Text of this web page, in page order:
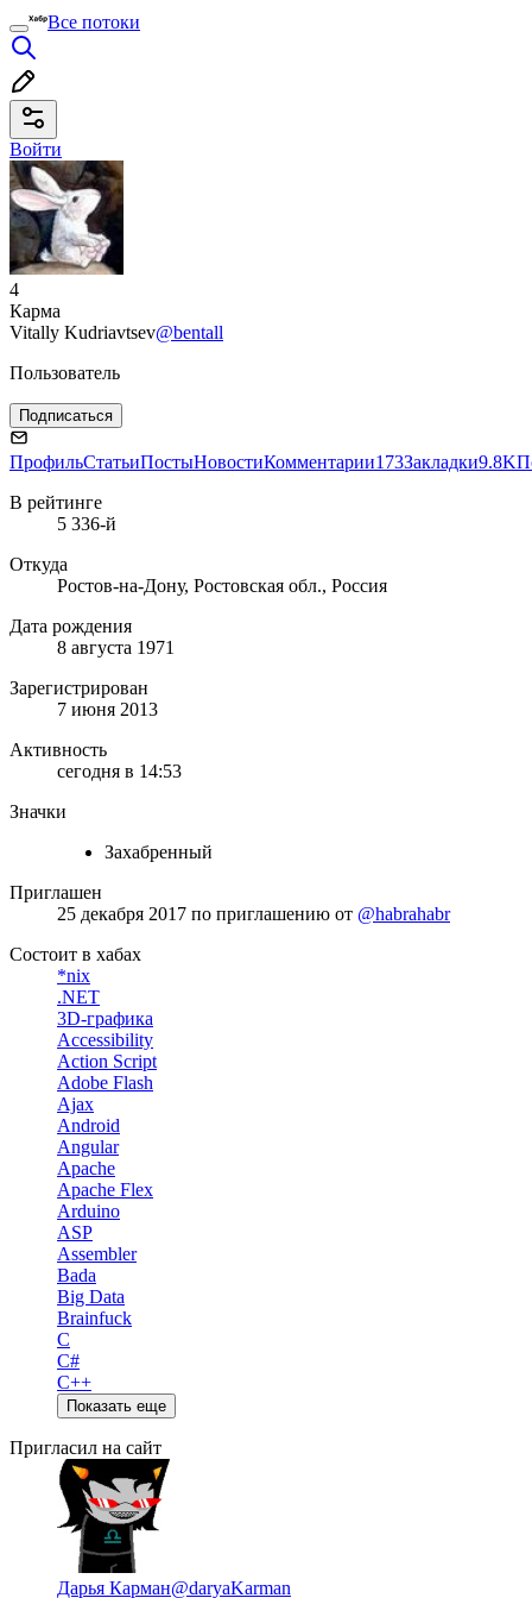
Все потоки
Войти
4
Карма
Vitally Kudriavtsev@bentall
Пользователь
Подписаться
ПрофильСтатьиПостыНовостиКомментарии173Закладки9.8K
В рейтинге
5 336-й
Откуда
Ростов-на-Дону, Ростовская обл., Россия
Дата рождения
8 августа 1971
Зарегистрирован
7 июня 2013
Активность
сегодня в 14:53
Значки
Захабренный
Приглашен
25 декабря 2017 по приглашению от @habrahabr
Состоит в хабах
*nix
.NET
3D-графика
Accessibility
Action Script
Adobe Flash
Ajax
Android
Angular
Apache
Apache Flex
Arduino
ASP
Assembler
Bada
Big Data
Brainfuck
C
C#
C++
Показать еще
Пригласил на сайт
Дарья Карман@daryaKarman